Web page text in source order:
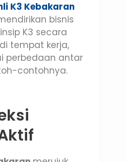
K3 Kebakaran
bisnis
K3 secara
tempat kerja,
perbedaan antar
contohnya.